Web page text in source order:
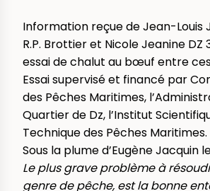
Information reçue de Jean-Louis
R.P. Brottier et Nicole Jeanine DZ
essai de chalut au bœuf entre
Essai supervisé et financé par
des Pêches Maritimes,
Quartier de Dz, l’Institut
Technique des Pêches Maritimes.
Sous la plume d’Eugène Jacquin
Le plus grave problème à
genre de pêche, est la bonne